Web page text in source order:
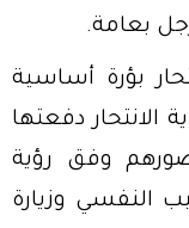
بعامة.
بؤرة أساسية
الانتحار دفعتها
وفق رؤية
النفسي وزيارة